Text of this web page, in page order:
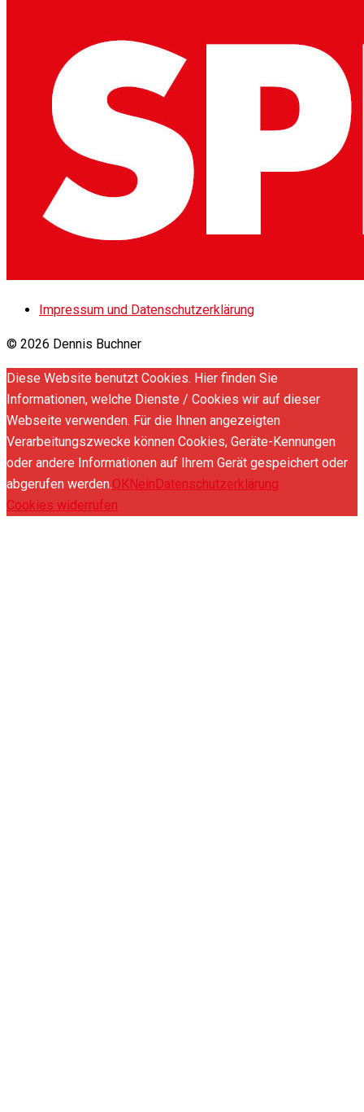
Impressum und Datenschutzerklärung
© 2026 Dennis Buchner
Diese Website benutzt Cookies. Hier finden Sie
Informationen, welche Dienste / Cookies wir auf dieser
Webseite verwenden. Für die Ihnen angezeigten
Verarbeitungszwecke können Cookies, Geräte-Kennungen
oder andere Informationen auf Ihrem Gerät gespeichert oder
abgerufen werden.OKNein Datenschutzerklärung
Cookies widerrufen